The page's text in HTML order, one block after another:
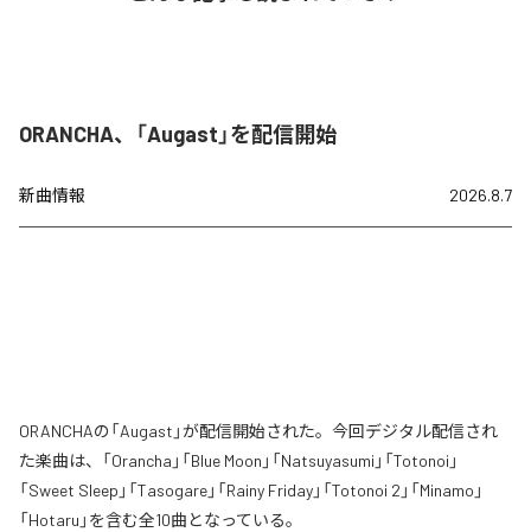
ORANCHA、「Augast」を配信開始
新曲情報 2026.8.7
ORANCHAの「Augast」が配信開始された。今回デジタル配信され
た楽曲は、「Orancha」「Blue Moon」「Natsuyasumi」「Totonoi」
「Sweet Sleep」「Tasogare」「Rainy Friday」「Totonoi 2」「Minamo」
「Hotaru」を含む全10曲となっている。